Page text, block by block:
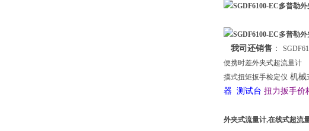
我司还销售 ：
便携时差外夹式超流量计
摸式扭矩扳手检定仪 机械
器 测试台 扭力扳手价
外夹式流量计,在线式超流